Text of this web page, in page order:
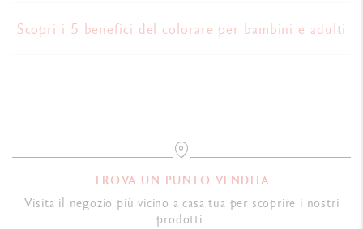
Scopri i 5 benefici del colorare per bambini e adulti
TROVA UN PUNTO VENDITA
Visita il negozio più vicino a casa tua per scoprire i nostri
prodotti.